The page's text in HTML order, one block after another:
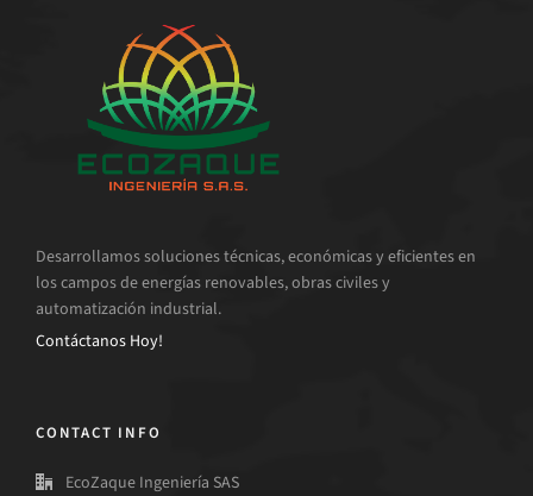
Desarrollamos soluciones técnicas, económicas y eficientes en
los campos de energías renovables, obras civiles y
automatización industrial.
Contáctanos Hoy!
CONTACT INFO
EcoZaque Ingeniería SAS